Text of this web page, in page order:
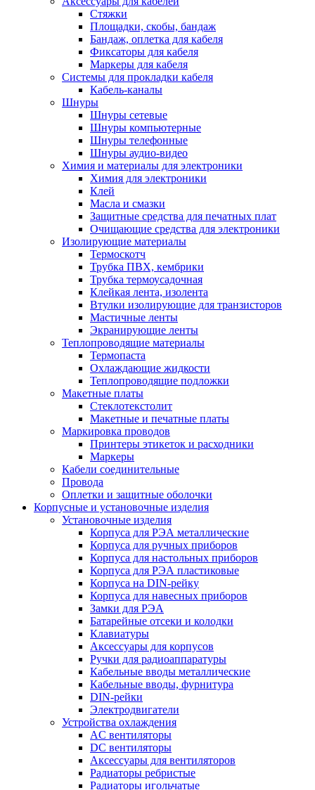
Стяжки
Площадки, скобы, бандаж
Бандаж, оплетка для кабеля
Фиксаторы для кабеля
Маркеры для кабеля
Системы для прокладки кабеля
Кабель-каналы
Шнуры
Шнуры сетевые
Шнуры компьютерные
Шнуры телефонные
Шнуры аудио-видео
Химия и материалы для электроники
Химия для электроники
Клей
Масла и смазки
Защитные средства для печатных плат
Очищающие средства для электроники
Изолирующие материалы
Термоскотч
Трубка ПВХ, кембрики
Трубка термоусадочная
Клейкая лента, изолента
Втулки изолирующие для транзисторов
Мастичные ленты
Экранирующие ленты
Теплопроводящие материалы
Термопаста
Охлаждающие жидкости
Теплопроводящие подложки
Макетные платы
Стеклотекстолит
Макетные и печатные платы
Маркировка проводов
Принтеры этикеток и расходники
Маркеры
Кабели соединительные
Провода
Оплетки и защитные оболочки
Корпусные и установочные изделия
Установочные изделия
Корпуса для РЭА металлические
Корпуса для ручных приборов
Корпуса для настольных приборов
Корпуса для РЭА пластиковые
Корпуса на DIN-рейку
Корпуса для навесных приборов
Замки для РЭА
Батарейные отсеки и колодки
Клавиатуры
Аксессуары для корпусов
Ручки для радиоаппаратуры
Кабельные вводы металлические
Кабельные вводы, фурнитура
DIN-рейки
Электродвигатели
Устройства охлаждения
AC вентиляторы
DC вентиляторы
Аксессуары для вентиляторов
Радиаторы ребристые
Радиаторы игольчатые